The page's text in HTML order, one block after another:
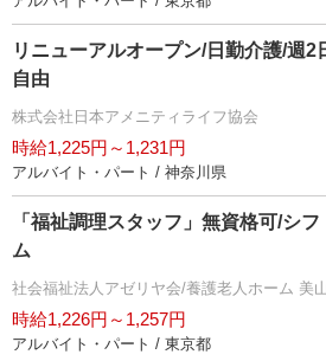
リニューアルオープン/日勤介護/週2
自由
株式会社日本アメニティライフ協会
時給1,225円～1,231円
アルバイト・パート / 神奈川県
「福祉調理スタッフ」無資格可/シ
ム
社会福祉法人アゼリヤ会/養護老人ホーム 美
時給1,226円～1,257円
アルバイト・パート / 東京都